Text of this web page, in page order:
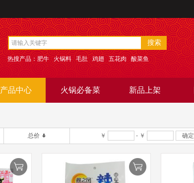
搜索
热搜产品：肥牛 火锅料 毛肚 鸡翅 五花肉 酸菜鱼
产品中心 火锅必备菜 新品上架
总价 ￥ - ￥ 确定